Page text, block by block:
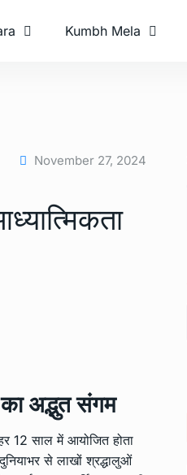
Kumbh Mela
November 27, 2024
अद्भुत संगम
12 साल में आयोजित होता
से लाखों श्रद्धालुओं